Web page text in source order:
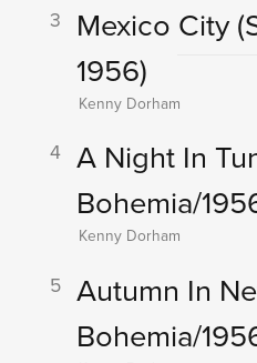
3 Mexico City
1956)
Kenny Dorham
4 A Night In
Bohemia/
Kenny Dorham
5 Autumn In
Bohemia/